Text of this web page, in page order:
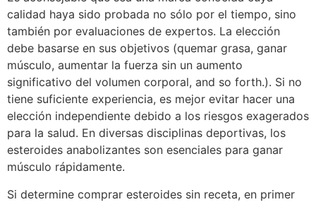
calidad haya sido probada no sólo por el tiempo, sino
también por evaluaciones de expertos. La elección
debe basarse en sus objetivos (quemar grasa, ganar
músculo, aumentar la fuerza sin un aumento
significativo del volumen corporal, and so forth.). Si no
tiene suficiente experiencia, es mejor evitar hacer una
elección independiente debido a los riesgos exagerados
para la salud. En diversas disciplinas deportivas, los
esteroides anabolizantes son esenciales para ganar
músculo rápidamente.
Si determine comprar esteroides sin receta, en primer